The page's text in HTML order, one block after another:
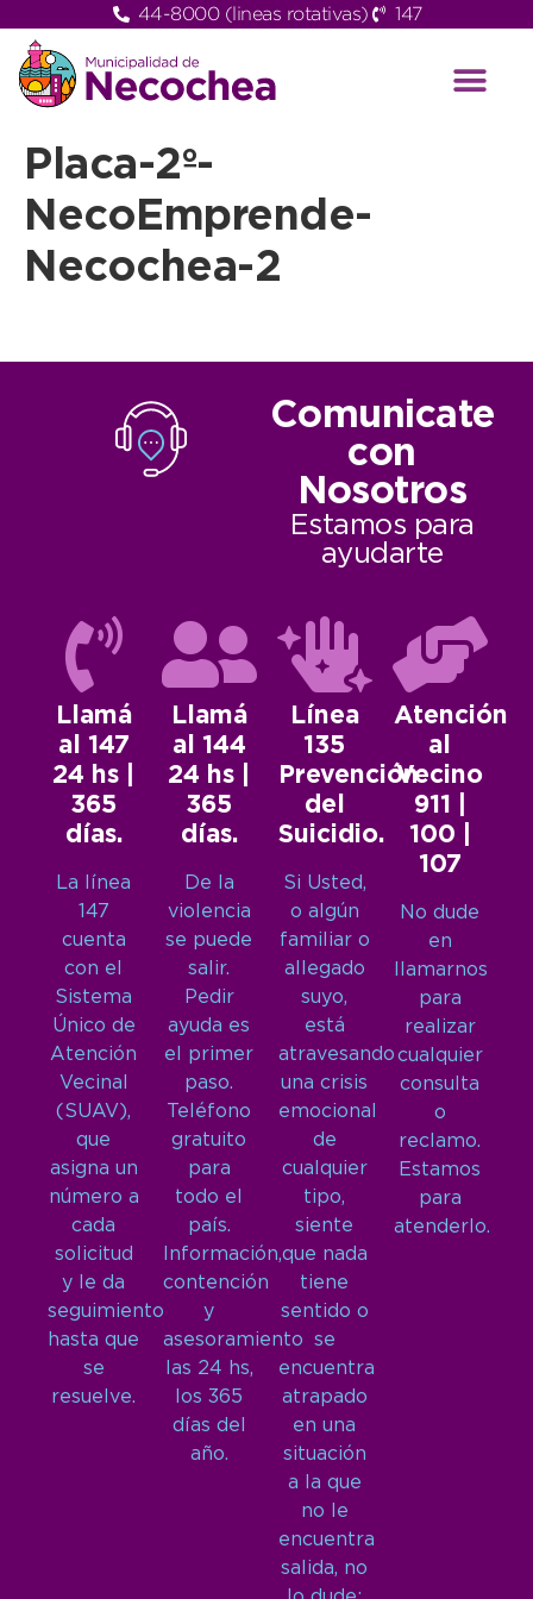
44-8000 (lineas rotativas) 147
Placa-2º-
NecoEmprende-
Necochea-2
Comunicate
con
Nosotros
Estamos para
ayudarte
Llamá
al 147
24 hs |
365
días.
La línea
147
cuenta
con el
Sistema
Único de
Atención
Vecinal
(SUAV),
que
asigna un
número a
cada
solicitud
y le da
seguimiento
hasta que
se
resuelve.
Llamá
al 144
24 hs |
365
días.
De la
violencia
se puede
salir.
Pedir
ayuda es
el primer
paso.
Teléfono
gratuito
para
todo el
país.
Información,
contención
y
asesoramiento
las 24 hs,
los 365
días del
año.
Línea
135
Prevención
del
Suicidio.
Si Usted,
o algún
familiar o
allegado
suyo,
está
atravesando
una crisis
emocional
de
cualquier
tipo,
siente
que nada
tiene
sentido o
se
encuentra
atrapado
en una
situación
a la que
no le
encuentra
salida, no
Atención
al
Vecino
911 |
100 |
107
No dude
en
llamarnos
para
realizar
cualquier
consulta
o
reclamo.
Estamos
para
atenderlo.